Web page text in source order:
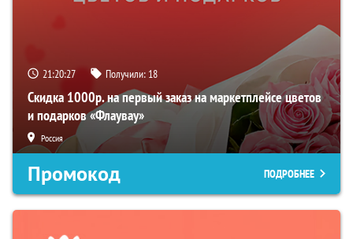
21:20:26 Получили: 18
Скидка 1000р. на первый заказ на маркетплейсе цветов
и подарков «Флаувау»
Россия
Промокод ПОДРОБНЕЕ